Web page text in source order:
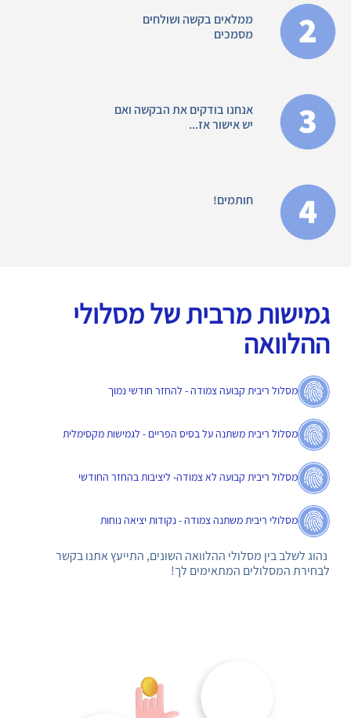
ממלאים בקשה ושולחים
מסמכים
אנחנו בודקים את הבקשה ואם
יש אישור אז...
חותמים!
גמישות מרבית של מסלולי
ההלוואה
מסלול ריבית קבועה צמודה - להחזר חודשי נמוך
מסלול ריבית משתנה על בסיס הפריים - לגמישות מקסימלית
מסלול ריבית קבועה לא צמודה- ליציבות בהחזר החודשי
מסלולי ריבית משתנה צמודה - נקודות יציאה נוחות
נהוג לשלב בין מסלולי ההלוואה השונים, התייעץ אתנו בקשר
לבחירת המסלולים המתאימים לך!